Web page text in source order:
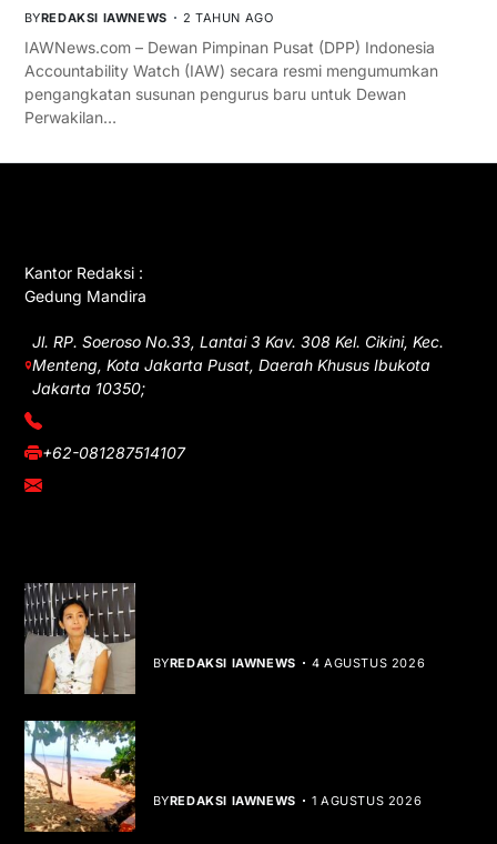
BYREDAKSI IAWNEWS 2 TAHUN AGO
IAWNews.com – Dewan Pimpinan Pusat (DPP) Indonesia
Accountability Watch (IAW) secara resmi mengumumkan
pengangkatan susunan pengurus baru untuk Dewan
Perwakilan…
Kantor Redaksi :
Gedung Mandira
Jl. RP. Soeroso No.33, Lantai 3 Kav. 308 Kel. Cikini, Kec.
Menteng, Kota Jakarta Pusat, Daerah Khusus Ibukota
Jakarta 10350;
(021) 3908026
+62-081287514107
adm@iawnews.com
BYREDAKSI IAWNEWS 4 AGUSTUS 2026
BYREDAKSI IAWNEWS 1 AGUSTUS 2026